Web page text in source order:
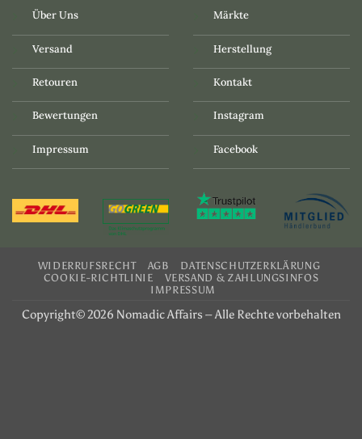
Über Uns
Versand
Retouren
Bewertungen
Impressum
Märkte
Herstellung
Kontakt
Instagram
Facebook
WIDERRUFSRECHT AGB
DATENSCHUTZERKLÄRUNG
COOKIE-RICHTLINIE
VERSAND & ZAHLUNGSINFOS
IMPRESSUM
Copyright© 2026 Nomadic Affairs – Alle Rechte vorbehalten